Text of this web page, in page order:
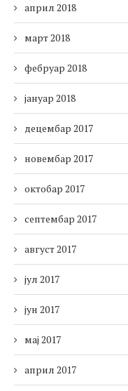
април 2018
март 2018
фебруар 2018
јануар 2018
децембар 2017
новембар 2017
октобар 2017
септембар 2017
август 2017
јул 2017
јун 2017
мај 2017
април 2017